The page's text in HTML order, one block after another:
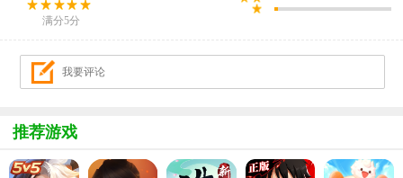
满分5分
推荐游戏